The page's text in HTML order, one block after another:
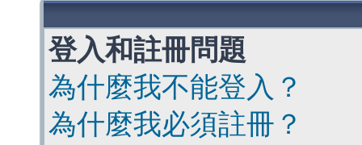
登入和註冊問題
為什麼我不能登入？
為什麼我必須註冊？